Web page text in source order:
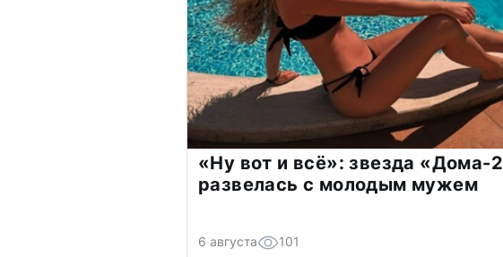
«Ну вот и всё»: звезда «Дома-
развелась с молодым мужем
6 августа 101